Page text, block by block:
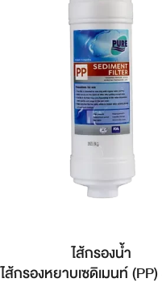
ไส้กรองน้ำ
ไส้กรองหยาบเซดิเมนท์